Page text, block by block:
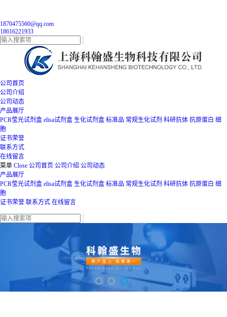
1870475560@qq.com
18616221933
公司首页
公司介绍
公司动态
产品展厅
PCR莹光试剂盒 elisa试剂盒 生化试剂盒 标准品 常规生化试剂 科研抗体 抗原蛋白 细
胞
证书荣誉
联系方式
在线留言
菜单 Close 公司首页 公司介绍 公司动态
产品展厅
PCR莹光试剂盒 elisa试剂盒 生化试剂盒 标准品 常规生化试剂 科研抗体 抗原蛋白 细
胞
证书荣誉 联系方式 在线留言